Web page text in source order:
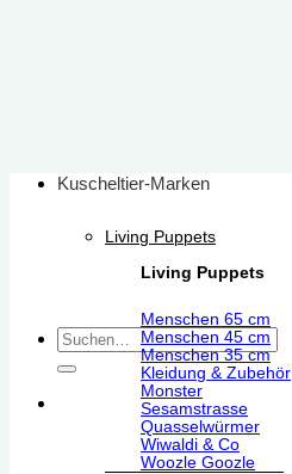
Suchen
nach:
Kuscheltier-Marken
Living Puppets
Living Puppets
Menschen 65 cm
Menschen 45 cm
Menschen 35 cm
Kleidung & Zubehör
Monster
Sesamstrasse
Quasselwürmer
Wiwaldi & Co
Woozle Goozle